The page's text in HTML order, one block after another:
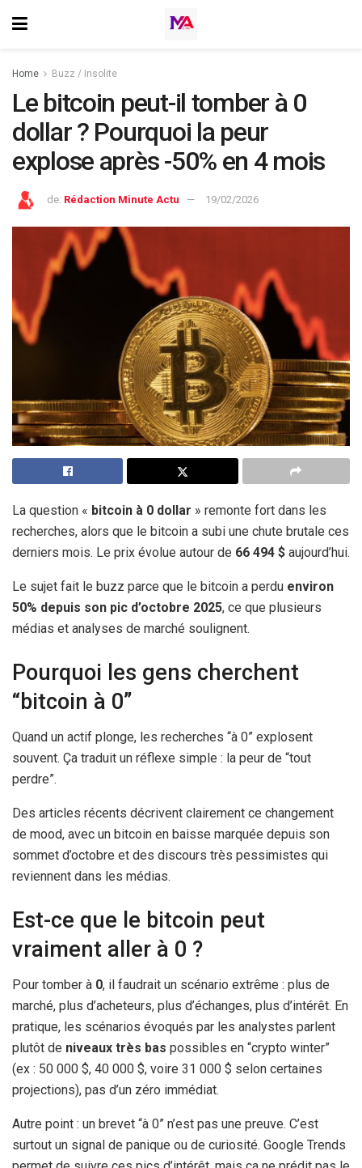
Home Buzz / Insolite
Le bitcoin peut-il tomber à 0
dollar ? Pourquoi la peur
explose après -50% en 4 mois
de: Rédaction Minute Actu 19/02/2026
La question « bitcoin à 0 dollar » remonte fort dans les
recherches, alors que le bitcoin a subi une chute brutale ces
derniers mois. Le prix évolue autour de 66 494 $ aujourd’hui.
Le sujet fait le buzz parce que le bitcoin a perdu environ
50% depuis son pic d’octobre 2025, ce que plusieurs
médias et analyses de marché soulignent.
Pourquoi les gens cherchent
“bitcoin à 0”
Quand un actif plonge, les recherches “à 0” explosent
souvent. Ça traduit un réflexe simple : la peur de “tout
perdre”.
Des articles récents décrivent clairement ce changement
de mood, avec un bitcoin en baisse marquée depuis son
sommet d’octobre et des discours très pessimistes qui
reviennent dans les médias.
Est-ce que le bitcoin peut
vraiment aller à 0 ?
Pour tomber à 0, il faudrait un scénario extrême : plus de
marché, plus d’acheteurs, plus d’échanges, plus d’intérêt. En
pratique, les scénarios évoqués par les analystes parlent
plutôt de niveaux très bas possibles en “crypto winter”
(ex : 50 000 $, 40 000 $, voire 31 000 $ selon certaines
projections), pas d’un zéro immédiat.
Autre point : un brevet “à 0” n’est pas une preuve. C’est
surtout un signal de panique ou de curiosité. Google Trends